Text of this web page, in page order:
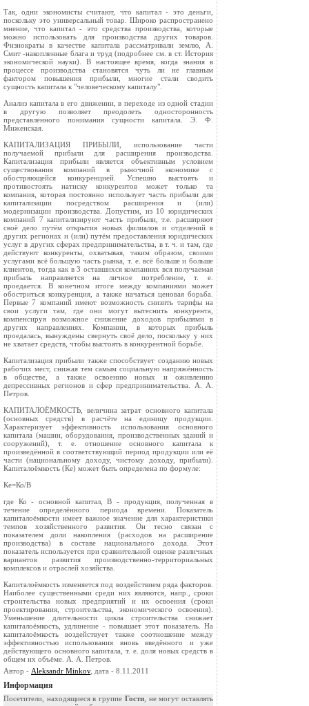
Так, одни экономисты считают, что капитал - это деньги,
поскольку это универсальный товар. Широко распространено
мнение, что капитал - это средства производства, которые
можно использовать для производства других товаров.
Физиократы в качестве капитала рассматривали землю, А.
Смит -накопленные блага и труд (подробнее см. в ст. История
экономической науки). В настоящее время, когда знания в
процессе производства становятся чуть ли не главным
фактором повышения прибыли, многие стали сводить
сущность капитала к "человеческому капиталу".
Анализ капитала в его движении, в переходе из одной стадии
в другую позволяет преодолеть односторонность
представленного понимания сущности капитала. Э. Ф.
Миженская.
КАПИТАЛИЗАЦИЯ ПРИБЫЛИ, использование части
получаемой прибыли для расширения производства.
Капитализация прибыли является объективным условием
существования компаний в рыночной экономике с
обостряющейся конкуренцией. Успешно выстоять и
противостоять натиску конкурентов может только та
компания, которая постоянно использует часть прибыли для
капитализации посредством расширения и (или)
модернизации производства. Допустим, из 10 юридических
компаний 7 капитализируют часть прибыли, т.е. расширяют
своё дело путём открытия новых филиалов и отделений в
других регионах и (или) путём предоставления юридических
услуг в других сферах предпринимательства, в т. ч. и там, где
действуют конкуренты, охватывая, таким образом, своими
услугами всё большую часть рынка, т. е. всё больше и больше
клиентов, тогда как в 3 оставшихся компаниях вся получаемая
прибыль направляется на личное потребление, т. е.
проедается. В конечном итоге между компаниями может
обостриться конкуренция, а также начаться ценовая борьба.
Первые 7 компаний имеют возможность снизить тарифы на
свои услуги там, где они могут вытеснить конкурента,
компенсируя возможное снижение доходов прибылями в
других направлениях. Компании, в которых прибыль
проедалась, вынуждены свернуть своё дело, поскольку у них
не хватает средств, чтобы выстоять в конкурентной борьбе.
Капитализация прибыли также способствует созданию новых
рабочих мест, снижая тем самым социальную напряжённость
в обществе, а также освоению новых и оживлению
депрессивных регионов и сфер предпринимательства. А. А.
Петров.
КАПИТАЛОЁМКОСТЬ, величина затрат основного капитала
(основных средств) в расчёте на единицу продукции.
Характеризует эффективность использования основного
капитала (машин, оборудования, производственных зданий и
сооружений), т. е. отношение основного капитала к
произведённой в соответствующий период продукции или её
части (национальному доходу, чистому доходу, прибыли).
Капиталоёмкость (Ке) может быть определена по формуле:
Ке=Ко/В
где Ко - основной капитал, В - продукция, полученная в
течение определённого периода времени. Показатель
капиталоёмкости имеет важное значение для характеристики
темпов хозяйственного развития. Он тесно связан с
показателем доли накопления (расходов на расширение
производства) в составе национального дохода. Этот
показатель используется при сравнительной оценке различных
вариантов развития производственно-территориальных
комплексов и отраслей хозяйства.
Капиталоёмкость изменяется под воздействием ряда факторов.
Наиболее существенными среди них являются, напр., сроки
строительства новых предприятий и их освоения (сроки
проектирования, строительства, экономического освоения).
Уменьшение длительности цикла строительства снижает
капиталоёмкость, удлинение - повышает этот показатель. На
капиталоёмкость воздействует также соотношение между
эффективностью использования вновь введённого и уже
действующего основного капитала, т. е. доля новых средств в
общем их объёме. А. А. Петров.
Автор - Aleksandr Minkov, дата - 8.11.2011
Информация
Посетители, находящиеся в группе Гости, не могут оставлять